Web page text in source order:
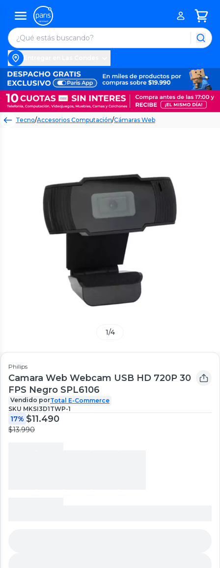
Tecno/Accesorios Computación/Cámaras Web
1/4
Philips
Camara Web Webcam USB HD 720P 30
FPS Negro SPL6106
Vendido porTotal E-Commerce
SKU MKSI3D1TWP-1
17% $11.490
$13.990